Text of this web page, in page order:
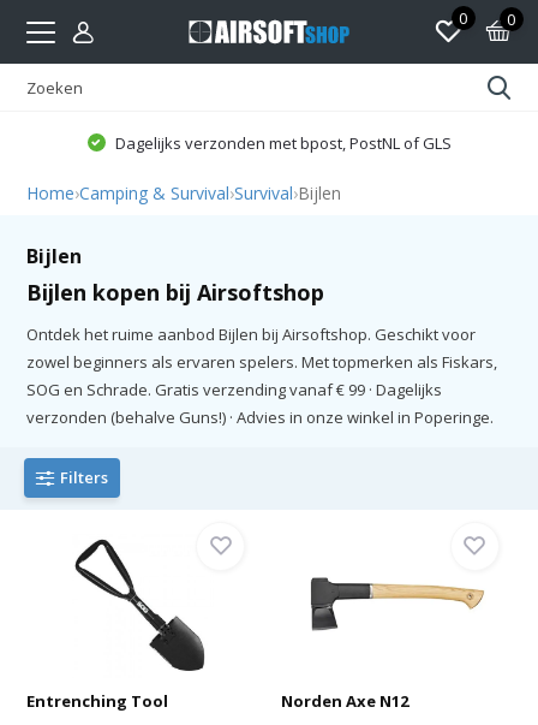
0 0
Dagelijks verzonden met bpost, PostNL of GLS
Home›Camping & Survival›Survival›Bijlen
Bijlen
Bijlen kopen bij Airsoftshop
Ontdek het ruime aanbod Bijlen bij Airsoftshop. Geschikt voor
zowel beginners als ervaren spelers. Met topmerken als Fiskars,
SOG en Schrade. Gratis verzending vanaf € 99 · Dagelijks
verzonden (behalve Guns!) · Advies in onze winkel in Poperinge.
Filters
Entrenching Tool
Norden Axe N12